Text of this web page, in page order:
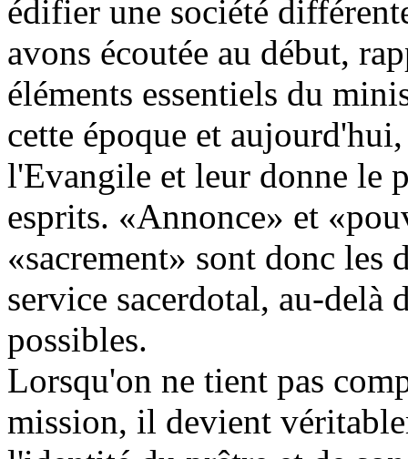
édifier une société
avons écoutée au début,
éléments essentiels du
cette époque et
l'Evangile et leur donne le
esprits. «Annonce» et
«sacrement» sont donc
service sacerdotal, au-
possibles.
Lorsqu'on ne tient pas
mission, il devient